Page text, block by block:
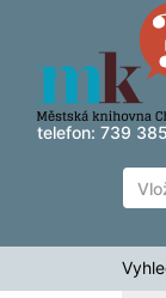
Zobrazuji výsledky
Přeskočit na obsah
telefon: 739